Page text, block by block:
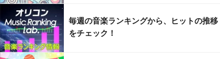
毎週の音楽ランキングから、ヒットの推移
をチェック！